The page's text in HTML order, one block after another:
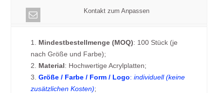
Kontakt zum Anpassen
1. Mindestbestellmenge (MOQ): 100 Stück (je
nach Größe und Farbe);
2. Material: Hochwertige Acrylplatten;
3.Größe / Farbe / Form / Logo:individuell (keine
zusätzlichen Kosten);